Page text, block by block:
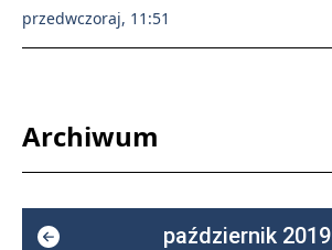
przedwczoraj, 11:51
Archiwum
październik 2019